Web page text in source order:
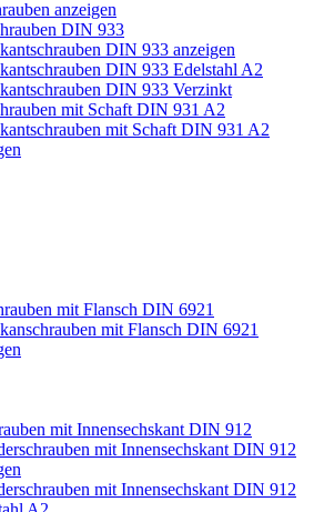
anzeigen
DIN 933
DIN 933 anzeigen
DIN 933 Edelstahl A2
DIN 933 Verzinkt
mit Schaft DIN 931 A2
mit Schaft DIN 931 A2
mit Flansch DIN 6921
mit Flansch DIN 6921
mit Innensechskant DIN 912
mit Innensechskant DIN 912
mit Innensechskant DIN 912